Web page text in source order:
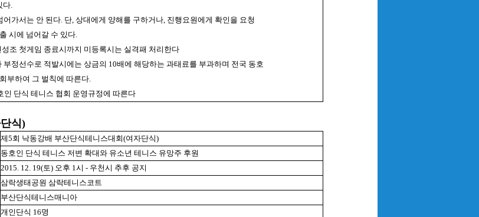
다.
어가서는 안 된다. 단, 상대에게 양해를 구하거나, 진행요원에게 확인을 요청
시에 넘어갈 수 있다.
조 첫게임 종료시까지 미등록시는 실격패 처리한다
부정선수로 적발시에는 상금의 10배에 해당하는 과태료를 부과하며 전국 동호
부하여 그 벌칙에 따른다.
인 단식 테니스 협회 운영규정에 따른다
식)
제5회 낙동강배 부산단식테니스대회(여자단식)
동호인 단식 테니스 저변 확대와 유소년 테니스 유망주 후원
2015. 12. 19(토) 오후 1시 - 우천시 추후 공지
삼락생태공원 삼락테니스코트
부산단식테니스매니아
개인단식 16명